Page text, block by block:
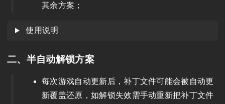
其余方案；
使用说明
二、半自动解锁方案
每次游戏自动更新后，补丁文件可能会被自动更
新覆盖还原，如解锁失效需手动重新把补丁文件